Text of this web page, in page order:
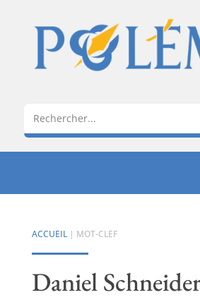
ACCUEIL| MOT-CLEF
Daniel